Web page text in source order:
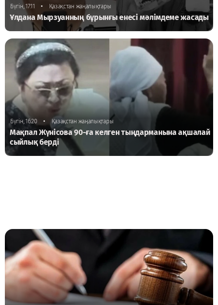
Бүгін, 17:11 • Қазақстан жаңалықтары
Ұлдана Мырзуанның бұрынғы енесі мәлімдеме жасады
Бүгін, 16:20 • Қазақстан жаңалықтары
Мақпал Жүнісова 90-ға келген тыңдарманына ақшалай
сыйлық берді